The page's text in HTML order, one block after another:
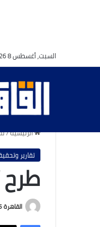
السبت, أغسطس 8 2026
الرئيسية/
تقارير
طرح
القاهرة 365